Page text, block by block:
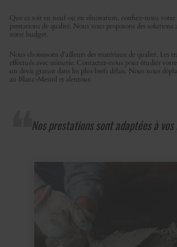
Que ce soit en neuf ou en rénovation, confiez-nous votre
prestations de qualité. Nous vous proposons des solutions
votre budget.
Nous choisissons d’ailleurs des matériaux de qualité. Les
effectués avec minutie. Contactez-nous pour étudier
un devis gratuit dans les plus brefs délais. Nous nous
au Blanc-Mesnil et alentour.
Nos prestations sont adaptées à vos